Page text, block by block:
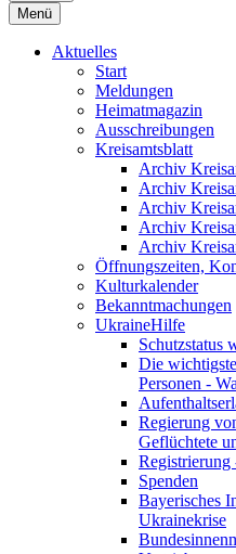
Menü
Aktuelles
Start
Meldungen
Heimatmagazin
Ausschreibungen
Kreisamtsblatt
Archiv
Archiv
Archiv
Archiv
Archiv
Öffnungszeiten,
Kulturkalender
Bekanntmachungen
UkraineHilfe
Schutzstatus
Die
Personen -
Regierung
Geflüchtete
Spenden
Bayerisches
Ukrainekrise